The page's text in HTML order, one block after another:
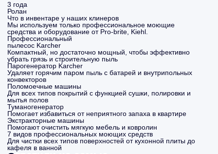
3 года
Ролан
Что в инвентаре у наших клинеров
Мы используем только профессиональное моющие
средства и оборудование от Pro-brite, Kiehl.
Профессиональный
пылесос Karcher
Компактный, но достаточно мощный, чтобы эффективно
убрать грязь и строительную пыль
Парогенератор Karcher
Удаляет горячим паром пыль с батарей и внутрипольных
конвекторов
Поломоечные машины
Для всех типов покрытий с функцией сушки, полировки и
мытья полов
Туманогенератор
Помогает избавиться от неприятного запаха в квартире
Экстракторные машины
Помогают очистить мягкую мебель и ковролин
7 видов профессиональных моющих средств
Для чистки всех типов поверхностей от кухонной плиты до
кафеля в ванной